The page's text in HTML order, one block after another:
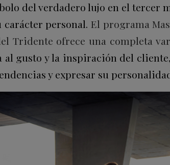
del verdadero lujo en el tercer
personal. El programa
Tridente ofrece una completa
al gusto y la inspiración del
y expresar su